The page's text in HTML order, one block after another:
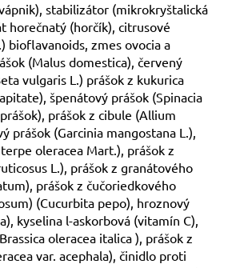
stabilizátor (mikrokryštalická
horečnatý (horčík), citrusové
bioflavanoids, zmes ovocia a
(Malus domestica), červený
vulgaris L.) prášok z kukurica
špenátový prášok (Spinacia
prášok z cibule (Allium
prášok (Garcinia mangostana L.),
oleracea Mart.), prášok z
L.), prášok z granátového
prášok z čučoriedkového
(Cucurbita pepo), hroznový
kyselina l-askorbová (vitamín C),
oleracea italica ), prášok z
var. acephala), činidlo proti